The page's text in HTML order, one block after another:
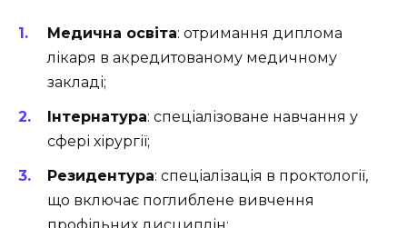
Медична освіта: отримання диплома
лікаря в акредитованому медичному
закладі;
Інтернатура: спеціалізоване навчання у
сфері хірургії;
Резидентура: спеціалізація в проктології,
що включає поглиблене вивчення